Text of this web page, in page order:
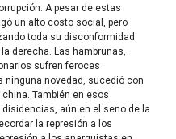
A pesar de estas
un alto costo social, pero
toda su disconformidad
derecha. Las hambrunas,
sufren feroces
ninguna novedad, sucedió con
También en esos
aún en el seno de la
la represión a los